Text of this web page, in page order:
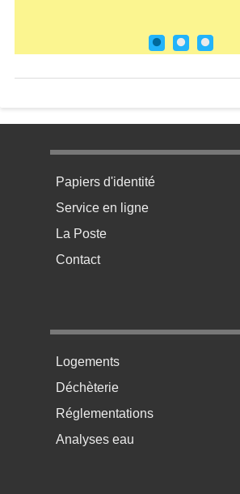
Menu pratique bas de page 1
Papiers d'identité
Service en ligne
La Poste
Contact
Menu pratique bas de page 2
Logements
Déchèterie
Réglementations
Analyses eau